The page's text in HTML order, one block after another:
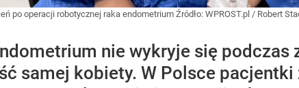
po operacji robotycznej raka endometrium Źródło: WPROST.pl / Robert
nie wykryje się
samej kobiety. W Polsce